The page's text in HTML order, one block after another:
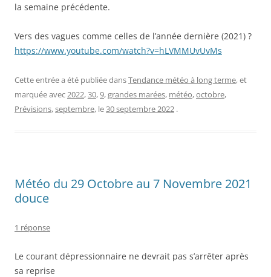
la semaine précédente.
Vers des vagues comme celles de l’année dernière (2021) ?
https://www.youtube.com/watch?v=hLVMMUvUvMs
Cette entrée a été publiée dansTendance météo à long terme, et
marquée avec2022,30,9,grandes marées, météo,octobre,
Prévisions,septembre, le30 septembre 2022 .
Météo du 29 Octobre au 7 Novembre 2021
douce
1 réponse
Le courant dépressionnaire ne devrait pas s’arrêter après
sa reprise